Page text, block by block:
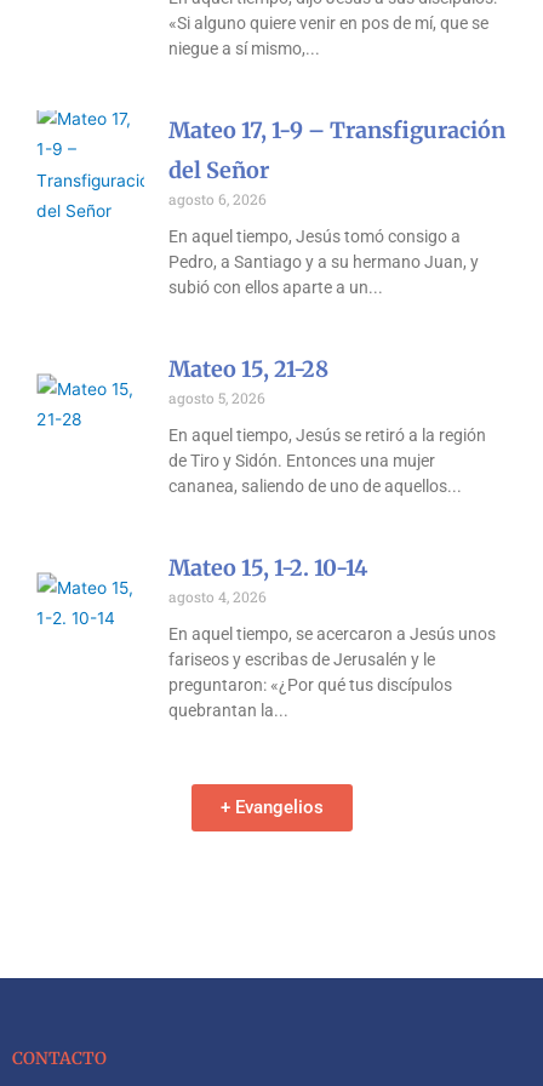
«Si alguno quiere venir en pos de mí, que se
niegue a sí mismo,
Mateo 17, 1-9 – Transfiguración
del Señor
agosto 6, 2026
En aquel tiempo, Jesús tomó consigo a
Pedro, a Santiago y a su hermano Juan, y
subió con ellos aparte a un
Mateo 15, 21-28
agosto 5, 2026
En aquel tiempo, Jesús se retiró a la región
de Tiro y Sidón. Entonces una mujer
cananea, saliendo de uno de aquellos
Mateo 15, 1-2. 10-14
agosto 4, 2026
En aquel tiempo, se acercaron a Jesús unos
fariseos y escribas de Jerusalén y le
preguntaron: «¿Por qué tus discípulos
quebrantan la
+ Evangelios
CONTACTO